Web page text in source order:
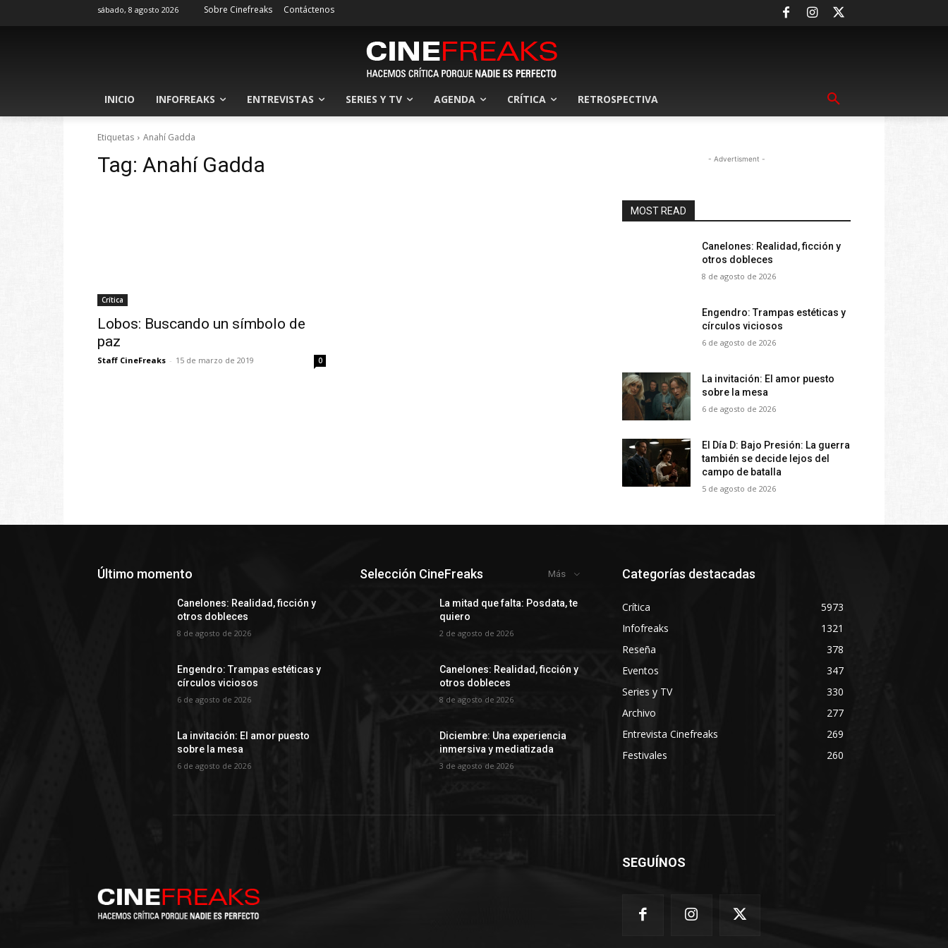
sábado, 8 agosto 2026 Sobre Cinefreaks Contáctenos
INICIO INFOFREAKS ENTREVISTAS SERIES Y TV AGENDA CRÍTICA RETROSPECTIVA
Etiquetas Anahí Gadda
Tag: Anahí Gadda
Crítica
Lobos: Buscando un símbolo de
paz
Staff CineFreaks - 15 de marzo de 2019 0
- Advertisment -
MOST READ
Canelones: Realidad, ficción y
otros dobleces
8 de agosto de 2026
Engendro: Trampas estéticas y
círculos viciosos
6 de agosto de 2026
La invitación: El amor puesto
sobre la mesa
6 de agosto de 2026
El Día D: Bajo Presión: La guerra
también se decide lejos del
campo de batalla
5 de agosto de 2026
Último momento
Canelones: Realidad, ficción y
otros dobleces
8 de agosto de 2026
Engendro: Trampas estéticas y
círculos viciosos
6 de agosto de 2026
La invitación: El amor puesto
sobre la mesa
6 de agosto de 2026
Selección CineFreaks Más
La mitad que falta: Posdata, te
quiero
2 de agosto de 2026
Canelones: Realidad, ficción y
otros dobleces
8 de agosto de 2026
Diciembre: Una experiencia
inmersiva y mediatizada
3 de agosto de 2026
Categorías destacadas
Crítica
5973
Infofreaks
1321
Reseña
378
Eventos
347
Series y TV
330
Archivo
277
Entrevista Cinefreaks
269
Festivales
260
SEGUÍNOS